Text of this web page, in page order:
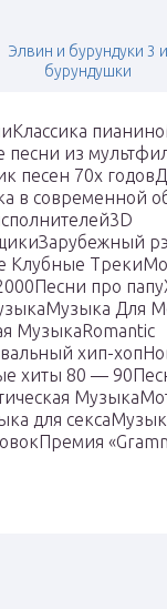
Элвин и бурундуки 3 и
бурундушки
песни из
песен 70х
в современной
Клубные
про
Для
МузыкаRomantic
хип-
хиты 80 —
для